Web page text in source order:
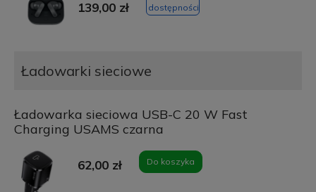
139,00 zł
dostępności
Ładowarki sieciowe
Ładowarka sieciowa USB-C 20 W Fast
Charging USAMS czarna
62,00 zł Do koszyka